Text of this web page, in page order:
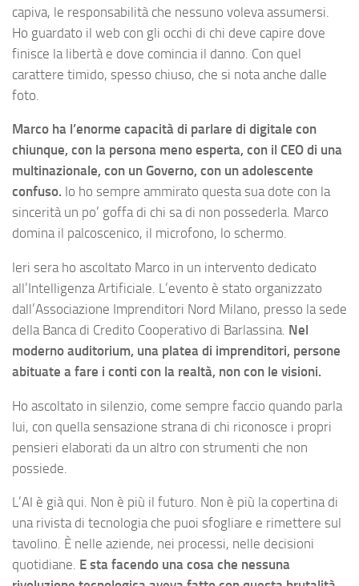
capiva, le responsabilità che nessuno voleva assumersi.
Ho guardato il web con gli occhi di chi deve capire dove
finisce la libertà e dove comincia il danno. Con quel
carattere timido, spesso chiuso, che si nota anche dalle
foto.
Marco ha l’enorme capacità di parlare di digitale con
chiunque, con la persona meno esperta, con il CEO di una
multinazionale, con un Governo, con un adolescente
confuso. Io ho sempre ammirato questa sua dote con la
sincerità un po’ goffa di chi sa di non possederla. Marco
domina il palcoscenico, il microfono, lo schermo.
Ieri sera ho ascoltato Marco in un intervento dedicato
all’Intelligenza Artificiale. L’evento è stato organizzato
dall’Associazione Imprenditori Nord Milano, presso la sede
della Banca di Credito Cooperativo di Barlassina. Nel
moderno auditorium, una platea di imprenditori, persone
abituate a fare i conti con la realtà, non con le visioni.
Ho ascoltato in silenzio, come sempre faccio quando parla
lui, con quella sensazione strana di chi riconosce i propri
pensieri elaborati da un altro con strumenti che non
possiede.
L’AI è già qui. Non è più il futuro. Non è più la copertina di
una rivista di tecnologia che puoi sfogliare e rimettere sul
tavolino. È nelle aziende, nei processi, nelle decisioni
quotidiane. E sta facendo una cosa che nessuna